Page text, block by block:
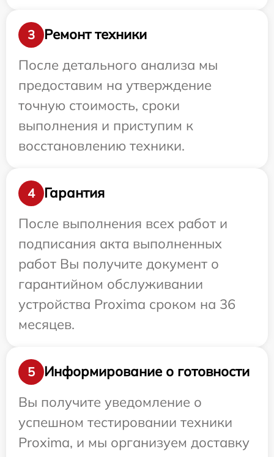
3
Ремонт техники
После детального анализа мы
предоставим на утверждение
точную стоимость, сроки
выполнения и приступим к
восстановлению техники.
4
Гарантия
После выполнения всех работ и
подписания акта выполненных
работ Вы получите документ о
гарантийном обслуживании
устройства Proxima сроком на 36
месяцев.
5
Информирование о готовности
Вы получите уведомление о
успешном тестировании техники
Proxima, и мы организуем доставку